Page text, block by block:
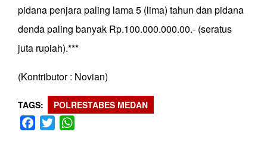
pidana penjara paling lama 5 (lima) tahun dan pidana
denda paling banyak Rp.100.000.000.00.- (seratus
juta rupiah).***
(Kontributor : Novian)
TAGS POLRESTABES MEDAN
Facebook
Twitter